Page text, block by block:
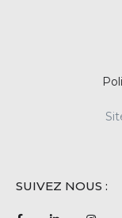
SUIVEZ NOUS :